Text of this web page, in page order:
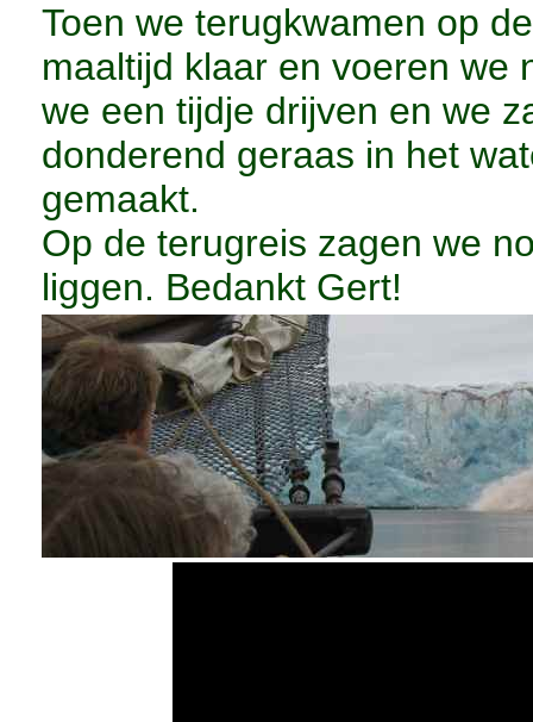
Toen we terugkwamen op
maaltijd klaar en voeren we
we een tijdje drijven en we
donderend geraas in het
gemaakt.
Op de terugreis zagen we
liggen. Bedankt Gert!